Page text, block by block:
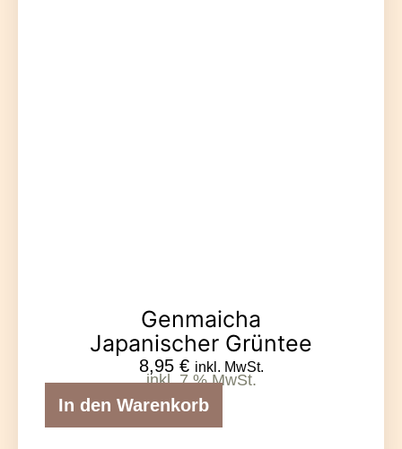
Genmaicha
Japanischer Grüntee
8,95 € inkl. MwSt.
inkl. 7 % MwSt.
In den Warenkorb